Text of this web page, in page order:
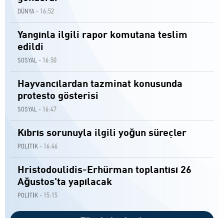
DÜNYA - 16:52
Yangınla ilgili rapor komutana teslim
edildi
SOSYAL - 16:50
Hayvancılardan tazminat konusunda
protesto gösterisi
SOSYAL - 16:47
Kıbrıs sorunuyla ilgili yoğun süreçler
POLİTİK - 16:46
Hristodoulidis-Erhürman toplantısı 26
Ağustos'ta yapılacak
POLİTİK - 15:15